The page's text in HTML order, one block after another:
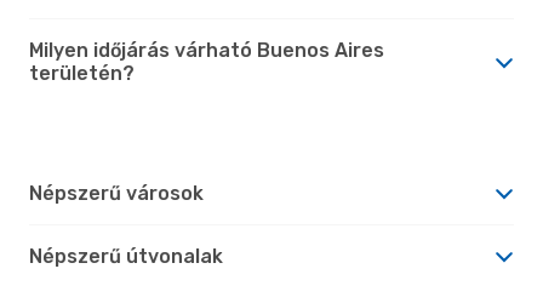
Milyen időjárás várható Buenos Aires
területén?
Népszerű városok
Népszerű útvonalak